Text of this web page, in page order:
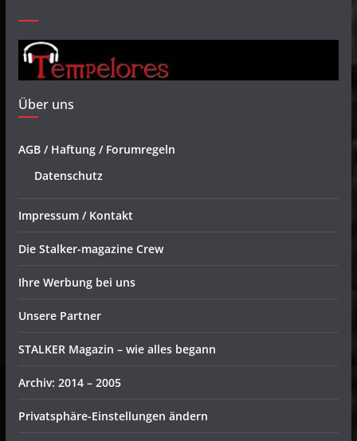
Über uns
AGB / Haftung / Forumregeln
Datenschutz
Impressum / Kontakt
Die Stalker-magazine Crew
Ihre Werbung bei uns
Unsere Partner
STALKER Magazin – wie alles begann
Archiv: 2014 – 2005
Privatsphäre-Einstellungen ändern